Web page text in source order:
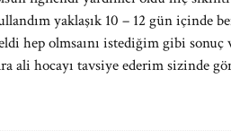
yaklaşık 10 – 12 gün içinde
hep olmsaını istediğim gibi sonuç
ali hocayı tavsiye ederim sizinde